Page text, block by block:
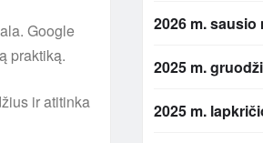
Google
praktiką.
ir atitinka
2026 m. sausio
2025 m.
2025 m.